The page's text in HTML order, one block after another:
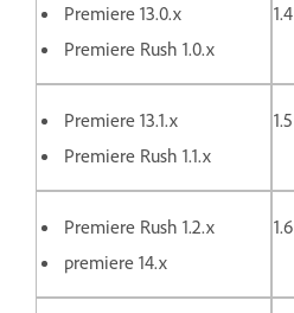
Premiere 13.0.x
Premiere Rush 1.0.x
1.4
Premiere 13.1.x
Premiere Rush 1.1.x
1.5
Premiere Rush 1.2.x
premiere 14.x
1.6